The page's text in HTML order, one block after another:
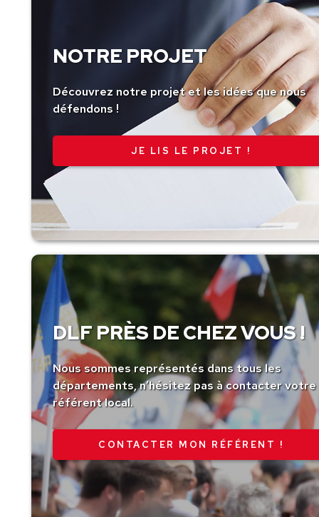
NOTRE PROJET
Découvrez notre projet et les idées que nous
défendons !
JE LIS LE PROJET !
DLF PRÈS DE CHEZ VOUS !
Nous sommes représentés dans tous les
départements, n’hésitez pas à contacter votre
référent local.
CONTACTER MON RÉFÉRENT !